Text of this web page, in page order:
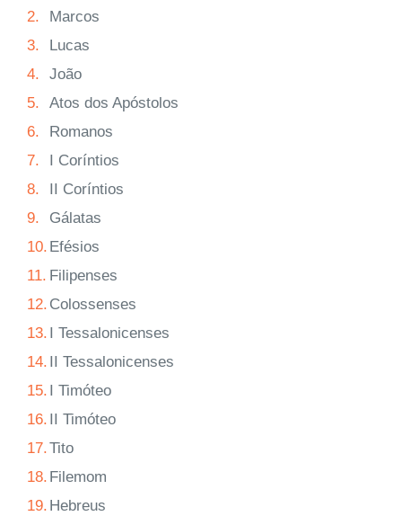
2.
Marcos
3.
Lucas
4.
João
5.
Atos dos Apóstolos
6.
Romanos
7.
I Coríntios
8.
II Coríntios
9.
Gálatas
10. Efésios
11. Filipenses
12. Colossenses
13. I Tessalonicenses
14. II Tessalonicenses
15. I Timóteo
16. II Timóteo
17.Tito
18. Filemom
19. Hebreus